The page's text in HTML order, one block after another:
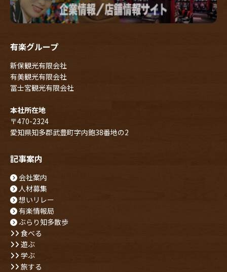
有楽グループ
新保観光有限会社
有美観光有限会社
冨士宮観光有限会社
本社所在地
〒470-2324
愛知県知多郡武豊町字内鉋38番地の2
記事案内
会社案内
人材募集
想いリレー
有楽情報局
ぶらり知多散歩
食べる
遊ぶ
学ぶ
旅する